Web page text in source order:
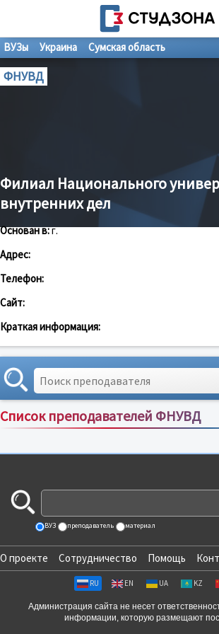
ВУЗы Украина Сумская область
ФНУВД
Филиал Национального
внутренних дел
Основан в:г.
Адрес:
Телефон:
Сайт:
Краткая информация:
Список преподавателей ФНУВД
Сортировка по:имени
ВУЗ преподаватель материал
О проекте Сотрудничество Помощь
RU EN UA KZ
Администрация сайта не несет
информации, которую размещают